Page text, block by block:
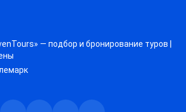
— подбор и бронирование туров |
ТелеграмMax Дзен ВКонтакте